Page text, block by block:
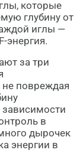
которые
глубину от
иглы —
энергия.
за три
не повреждая
зависимости
в
дырочек
энергии в